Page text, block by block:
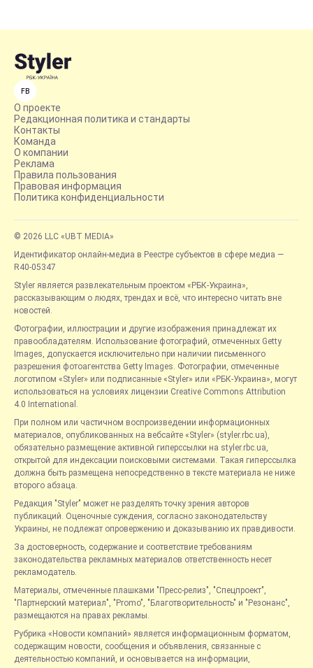
FB
О проекте
Редакционная политика и стандарты
Контакты
Команда
О компании
Реклама
Правила пользования
Правовая информация
Политика конфиденциальности
© 2026 LLC «UBT MEDIA»
Идентификатор онлайн-медиа в Реестре субъектов в сфере медиа —
R40-05347
Styler является развлекательным проектом «РБК-Украина»,
рассказывающим о людях, трендах и всё, что интересно читать вне
новостей.
Фотографии, иллюстрации и другие изображения принадлежат их
правообладателям. Использование фотографий, отмеченных Getty
Images, допускается исключительно при наличии письменного
разрешения фотоагентства Getty Images. Фотографии, отмеченные
логотипом «Styler» или подписанные «Styler» или «РБК-Украина», могут
использоваться на условиях лицензии Creative Commons Attribution
4.0 International.
При полном или частичном воспроизведении информационных
материалов, опубликованных на вебсайте «Styler» (styler.rbc.ua),
обязательно размещение активной гиперссылки на styler.rbc.ua,
открытой для индексации поисковыми системами. Такая гиперссылка
должна быть размещена непосредственно в тексте материала не ниже
второго абзаца.
Редакция "Styler" может не разделять точку зрения авторов
публикаций. Оценочные суждения, согласно законодательству
Украины, не подлежат опровержению и доказыванию их правдивости.
За достоверность, содержание и соответствие требованиям
законодательства рекламных материалов ответственность несет
рекламодатель.
Материалы, отмеченные плашками "Пресс-релиз", "Спецпроект",
"Партнерский материал", "Promo", "Благотворительность" и "Резонанс",
размещаются на правах рекламы.
Рубрика «Новости компаний» является информационным форматом,
содержащим новости, сообщения и объявления, связанные с
деятельностью компаний, и основывается на информации,